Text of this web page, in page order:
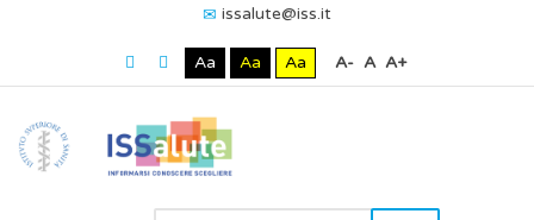
issalute@iss.it
Aa Aa Aa A- A A+